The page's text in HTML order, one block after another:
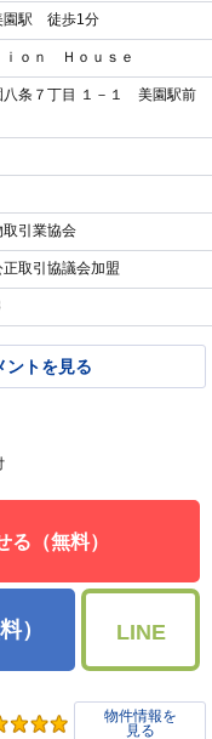
園駅 徒歩1分
ｏｎ Ｈｏｕｓｅ
八条７丁目 １－１ 美園駅前
取引業協会
正取引協議会加盟
ントを見る
る（無料）
） LINE
物件情報を
見る